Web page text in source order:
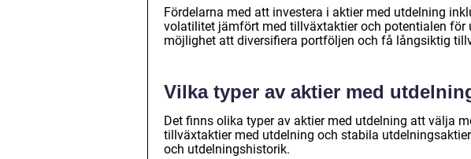
Fördelarna med att investera i aktier med utdelning
volatilitet jämfört med tillväxtaktier och potentialen för
möjlighet att diversifiera portföljen och få långsiktig
Vilka typer av aktier med
Det finns olika typer av aktier med utdelning att välja
tillväxtaktier med utdelning och stabila
och utdelningshistorik.